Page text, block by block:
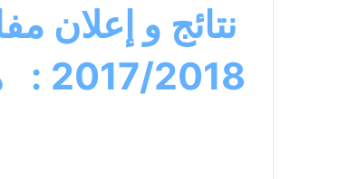
نتائج و إعلان
2017/2018 : هنا